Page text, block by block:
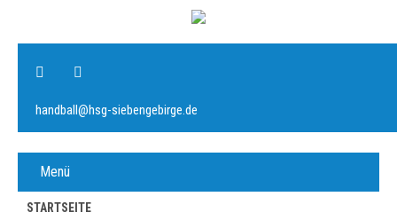
handball@hsg-siebengebirge.de
Menü
STARTSEITE